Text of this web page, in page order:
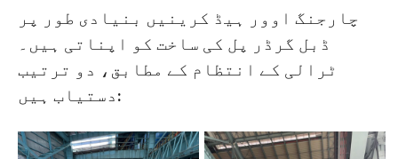
چارجنگ اوور ہیڈ کرینیں بنیادی طور پر
ڈبل گرڈر پل کی ساخت کو اپناتی ہیں۔
ٹرالی کے انتظام کے مطابق، دو ترتیب
دستیاب ہیں: